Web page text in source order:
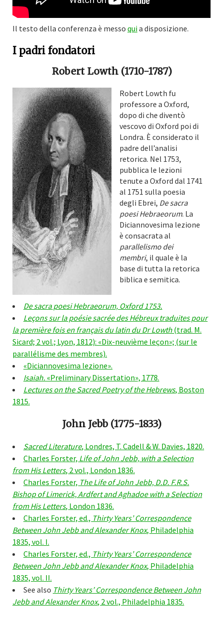
Il testo della conferenza è messo quia disposizione.
I padri fondatori
Robert Lowth (1710-1787)
Robert Lowth fu
professore a Oxford,
dopo di che diventò
vescovo di Oxford poi di
Londra. È considerato il
padre dell’analisi
retorica. Nel 1753,
pubblica le lezioni
tenute a Oxford dal 1741
al 1751 sulla poesia
degli Ebrei, De sacra
poesi Hebraeorum. La
Diciannovesima lezione
è consacrata al
parallelismo dei
membri, il quale è la
base di tutta la retorica
biblica e semitica.
De sacra poesi Hebraeorum, Oxford 1753.
Leçons sur la poésie sacrée des Hébreux traduites pour
la première fois en français du latin du Dr Lowth (trad. M.
Sicard; 2 vol.; Lyon, 1812): «Dix-neuvième leçon»; (sur le
parallélisme des membres).
«Diciannovesima lezione».
Isaiah. «Preliminary Dissertation», 1778.
Lectures on the Sacred Poetry of the Hebrews, Boston
1815.
John Jebb (1775-1833)
Sacred Literature, Londres, T. Cadell & W. Davies, 1820.
Charles Forster, Life of John Jebb, with a Selection
from His Letters, 2 vol., London 1836.
Charles Forster, The Life of John Jebb, D.D. F.R.S.
Bishop of Limerick, Ardfert and Aghadoe with a Selection
from His Letters, London 1836.
Charles Forster, ed., Thirty Years’ Correspondence
Between John Jebb and Alexander Knox, Philadelphia
1835, vol. I.
Charles Forster, ed., Thirty Years’ Correspondence
Between John Jebb and Alexander Knox, Philadelphia
1835, vol. II.
See also Thirty Years’ Correspondence Between John
Jebb and Alexander Knox, 2 vol., Philadelphia 1835.